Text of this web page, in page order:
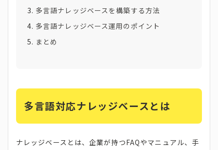
多言語ナレッジベースを構築する方法
多言語ナレッジベース運用のポイント
まとめ
多言語対応ナレッジベースとは
ナレッジベースとは、企業が持つFAQやマニュアル、手